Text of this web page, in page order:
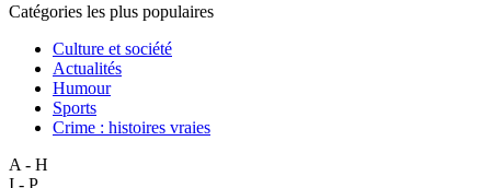
Catégories les plus populaires
Culture et société
Actualités
Humour
Sports
Crime : histoires vraies
A - H
I - P